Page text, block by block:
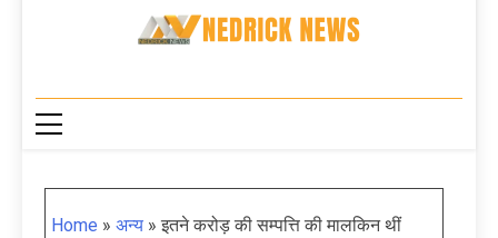
NEDRICK NEWS
Home » अन्य »इतने करोड़ की सम्पत्ति की मालकिन थीं